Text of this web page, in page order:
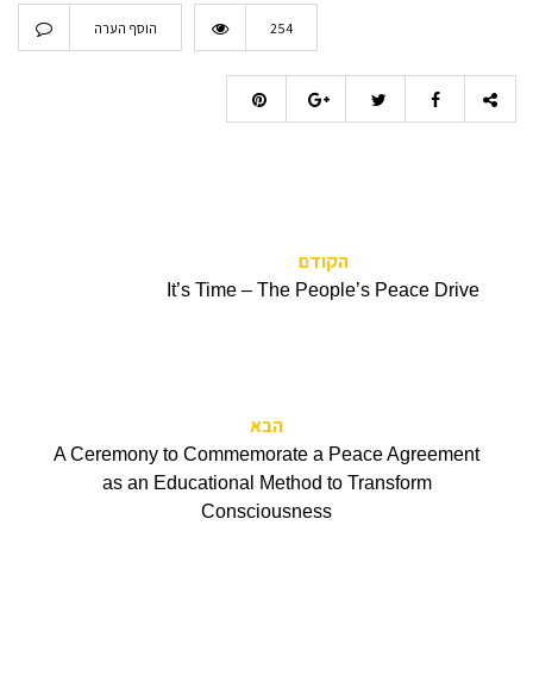
הוסף הערה 254
הקודם
It’s Time – The People’s Peace Drive
הבא
A Ceremony to Commemorate a Peace Agreement
as an Educational Method to Transform
Consciousness